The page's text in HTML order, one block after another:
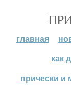
главная
как
прически и